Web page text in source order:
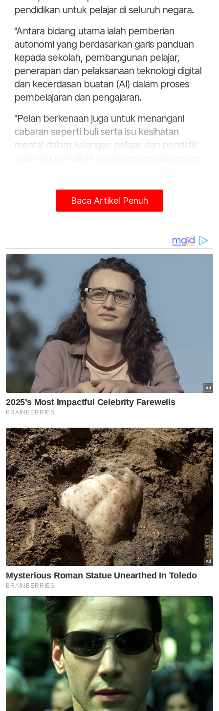
pendidikan untuk pelajar di seluruh negara.
"Antara bidang utama ialah pemberian
autonomi yang berdasarkan garis panduan
kepada sekolah, pembangunan pelajar,
penerapan dan pelaksanaan teknologi digital
dan kecerdasan buatan (AI) dalam proses
pembelajaran dan pengajaran.
"Pelan berkenaan juga untuk menangani
cabaran seperti buli serta isu kesihatan
mental dalam kalangan pelajar dan pendidik
Floor" di Forum Ekonomi Malaysia (FEM) 2025
di sini pada Khamis.
dengan pihak berkepentingan termasuk
pakar telah selesai pada bulan lepas dan
menjelang penghujung tahun ini proses itu
akan memuktamadkan input sebelum ia
dilaksanakan.
Tahun lepas, Kementerian Pendidikan
mempelawa orang ramai mengemukakan
cadangan mengenai pelan tindakan baharu
itu melalui portal Cadangan Masa Depan
Pendidikan Malaysia 2026-2036.
Beliau berkata, Malaysia telah merekodkan
pelbagai pencapaian menerusi pelan
pendidikan sedia ada termasuk mencapai
kadar penyertaan hampir universal untuk
Kadar Enrolmen Kasar (GER) pendidikan
rendah dan menengah rendah pada 2020,
menyaksikan GER masing-masing sebanyak
98.2 peratus dan 95.3 peratus manakala
peringkat menengah atas ialah 88.0 peratus.
Mengenai pembangunan kurikulum baharu,
Fadhlina berkata, ia akan menumpukan
kepada pengukuhan bahasa Inggeris sambil
terus memartabatkan bahasa Melayu
Baca Artikel Penuh